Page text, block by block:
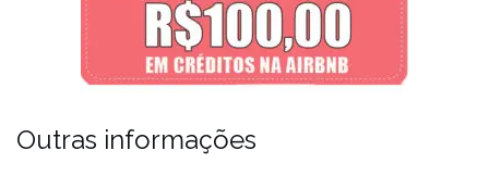
Outras informações